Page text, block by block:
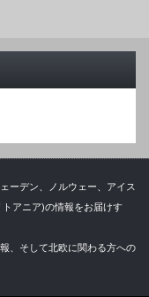
ーデン、ノルウェー、アイス
アニア)の情報をお届けす
、そして北欧に関わる方への